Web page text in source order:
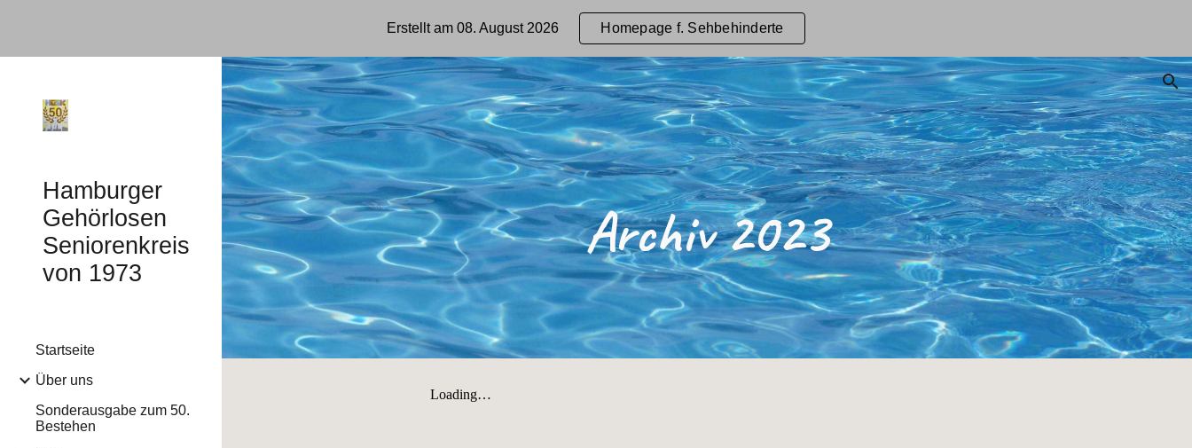
Skip to main content Skip to navigation
Erstellt am 08. August 2026 Homepage f. Sehbehinderte
Hamburger
Gehörlosen
Seniorenkreis
von 1973
Startseite
Über uns
Sonderausgabe zum 50.
Bestehen
Archiv 2023